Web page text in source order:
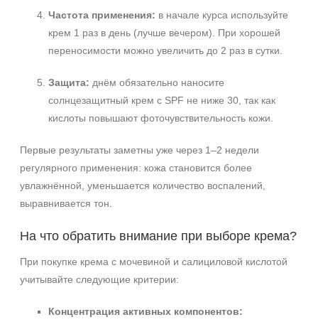
Частота применения: в начале курса используйте
крем 1 раз в день (лучше вечером). При хорошей
переносимости можно увеличить до 2 раз в сутки.
Защита: днём обязательно наносите
солнцезащитный крем с SPF не ниже 30, так как
кислоты повышают фоточувствительность кожи.
Первые результаты заметны уже через 1–2 недели
регулярного применения: кожа становится более
увлажнённой, уменьшается количество воспалений,
выравнивается тон.
На что обратить внимание при выборе крема?
При покупке крема с мочевиной и салициловой кислотой
учитывайте следующие критерии:
Концентрация активных компонентов: